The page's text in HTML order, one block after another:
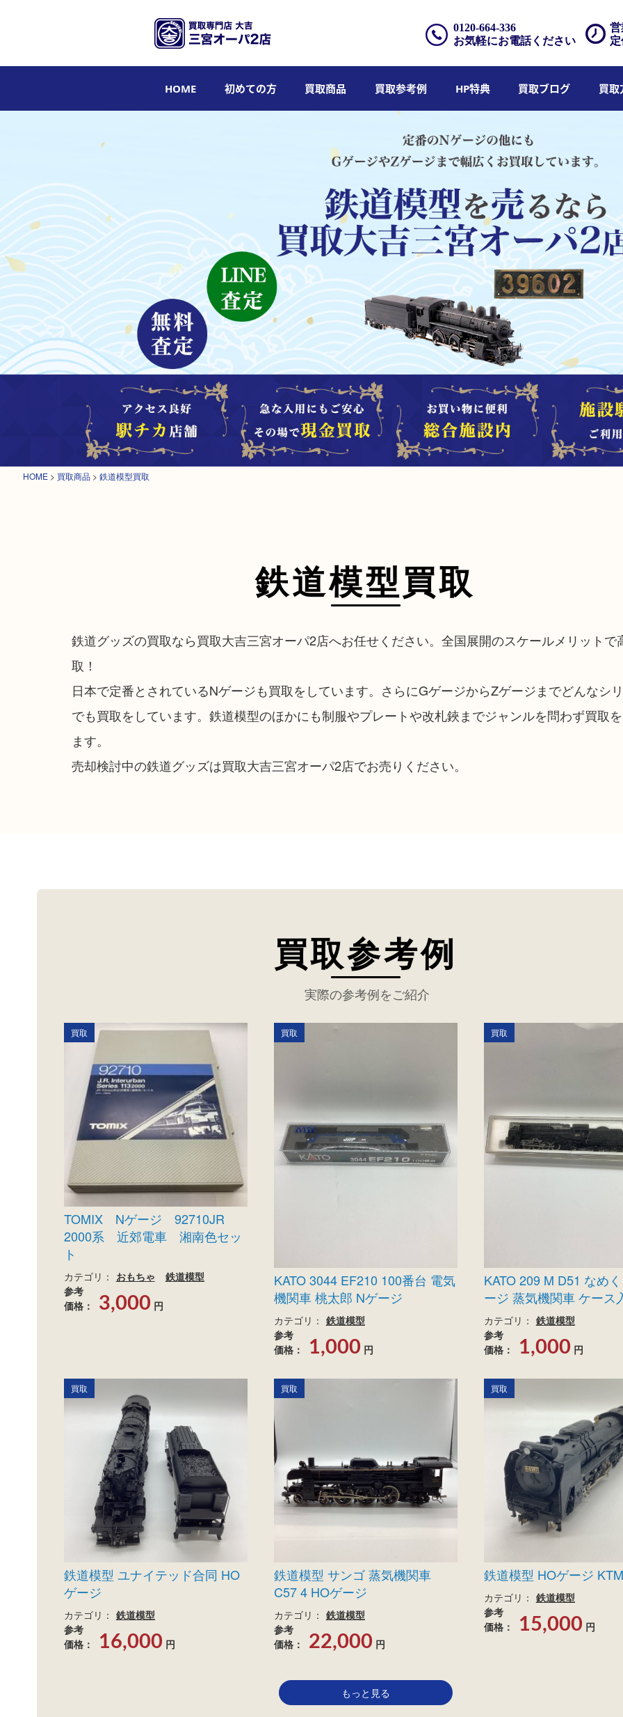
営
0120-664-336
お気軽にお電話ください
HOME 初めての方 買取商品 買取参考例 HP特典 買取ブログ 買取
HOME > 買取商品 > 鉄道模型買取
鉄道模型買取
鉄道グッズの買取なら買取大吉三宮オーパ2店へお任せください。全国展開のスケールメリットで
取！
日本で定番とされているNゲージも買取をしています。さらにGゲージからZゲージまでどんなシ
でも買取をしています。鉄道模型のほかにも制服やプレートや改札鋏までジャンルを問わず買取
ます。
売却検討中の鉄道グッズは買取大吉三宮オーパ2店でお売りください。
買取参考例
実際の参考例をご紹介
買取
TOMIX Nゲージ 92710JR
2000系 近郊電車 湘南色セッ
ト
カテゴリ： おもちゃ
鉄道模型
参考
価格：
3,000 円
買取
KATO 3044 EF210 100番台 電気
機関車 桃太郎 Nゲージ
カテゴリ： 鉄道模型
参考
価格：
1,000 円
買取
KATO 209 M D51 なめ
ージ 蒸気機関車 ケース
カテゴリ： 鉄道模型
参考
価格：
1,000 円
買取
鉄道模型 ユナイテッド合同 HO
ゲージ
カテゴリ： 鉄道模型
参考
価格：
16,000 円
買取
鉄道模型 サンゴ 蒸気機関車
C57 4 HOゲージ
カテゴリ： 鉄道模型
参考
価格：
22,000 円
買取
鉄道模型 HOゲージ
カテゴリ： 鉄道模型
参考
価格：
15,000 円
もっと見る